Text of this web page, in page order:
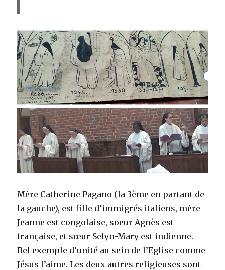
Mère Catherine Pagano (la 3ème en partant de
la gauche), est fille d’immigrés italiens, mère
Jeanne est congolaise, soeur Agnès est
française, et sœur Selyn-Mary est indienne.
Bel exemple d’unité au sein de l’Eglise comme
Jésus l’aime. Les deux autres religieuses sont